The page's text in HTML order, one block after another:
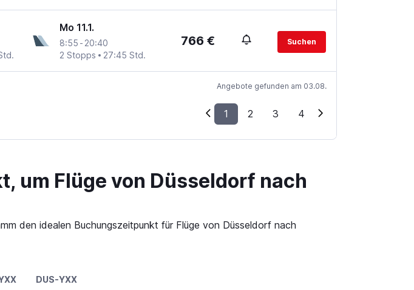
Mo 11.1.
8:55 - 20:40
2 Stopps
27:45 Std.
766 € Suchen
Angebote gefunden am 03.08.
1 2 3 4
um Flüge von Düsseldorf nach
den idealen Buchungszeitpunkt für Flüge von Düsseldorf nach
DUS-YXX